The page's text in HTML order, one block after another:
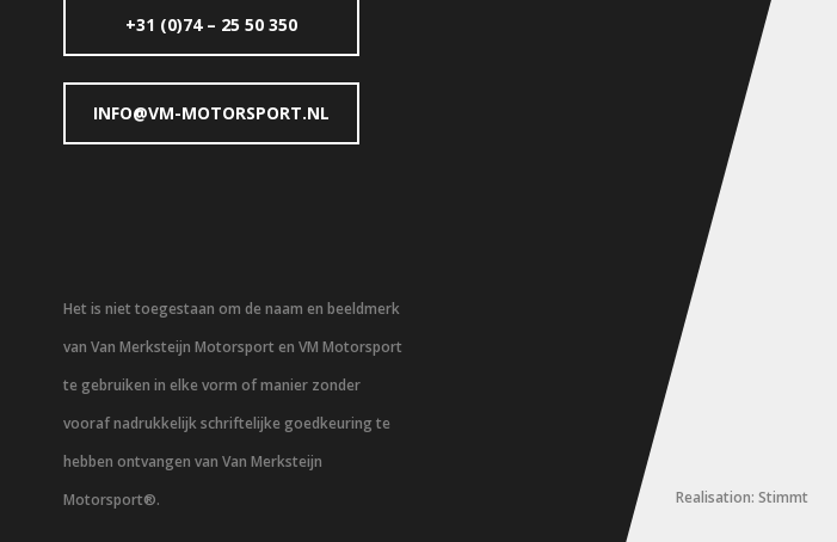
+31 (0)74 – 25 50 350
INFO@VM-MOTORSPORT.NL
Het is niet toegestaan om de naam en beeldmerk
van Van Merksteijn Motorsport en VM Motorsport
te gebruiken in elke vorm of manier zonder
vooraf nadrukkelijk schriftelijke goedkeuring te
hebben ontvangen van Van Merksteijn
Motorsport®.
Realisation: Stimmt